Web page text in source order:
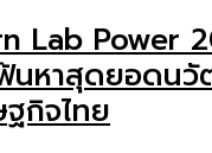
Lab Power
ฟ้นหาสุดยอดน
กิจไทย